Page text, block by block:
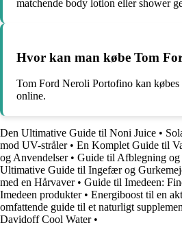
matchende body lotion eller shower
Hvor kan man købe Tom
Tom Ford Neroli Portofino kan
online.
Den Ultimative Guide til Noni Juice •
mod UV-stråler• En Komplet Guide til
og Anvendelser• Guide til Afblegning
Ultimative Guide til Ingefær og
med en Hårvaver• Guide til Imedeen:
Imedeen produkter• Energiboost til en
omfattende guide til et naturligt
Davidoff Cool Water•